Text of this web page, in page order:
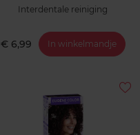
Interdentale reiniging
€ 6,99 In winkelmandje